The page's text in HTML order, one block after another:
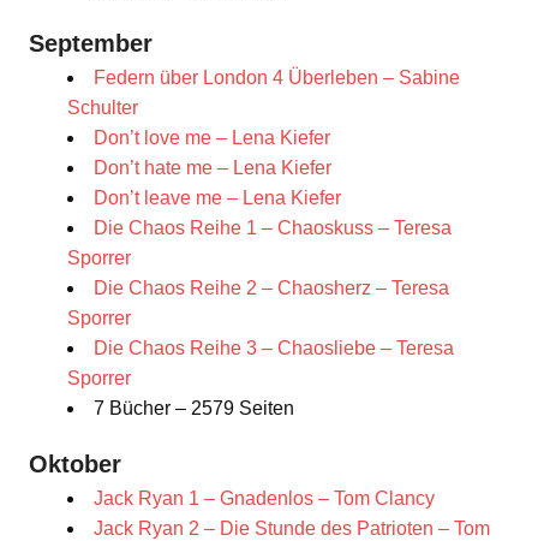
September
Federn über London 4 Überleben – Sabine
Schulter
Don’t love me – Lena Kiefer
Don’t hate me – Lena Kiefer
Don’t leave me – Lena Kiefer
Die Chaos Reihe 1 – Chaoskuss – Teresa
Sporrer
Die Chaos Reihe 2 – Chaosherz – Teresa
Sporrer
Die Chaos Reihe 3 – Chaosliebe – Teresa
Sporrer
7 Bücher – 2579 Seiten
Oktober
Jack Ryan 1 – Gnadenlos – Tom Clancy
Jack Ryan 2 – Die Stunde des Patrioten – Tom